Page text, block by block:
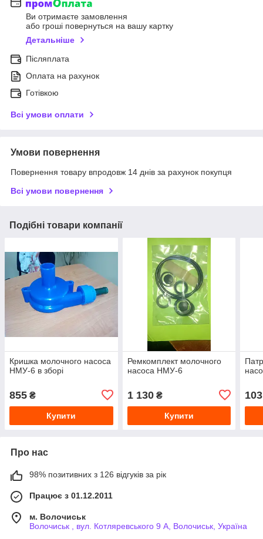
Ви отримаєте замовлення
або гроші повернуться на вашу картку
Детальніше
Післяплата
Оплата на рахунок
Готівкою
Всі умови оплати
Умови повернення
Повернення товару впродовж 14 днів за рахунок покупця
Всі умови повернення
Подібні товари компанії
Кришка молочного насоса
НМУ-6 в зборі
855 ₴
Купити
Ремкомплект молочного
насоса НМУ-6
1 130₴
Купити
103
Про нас
98% позитивних з 126 відгуків за рік
Працює з 01.12.2011
м. Волочиськ
Волочиськ , вул. Котляревського 9 А, Волочиськ, Україна